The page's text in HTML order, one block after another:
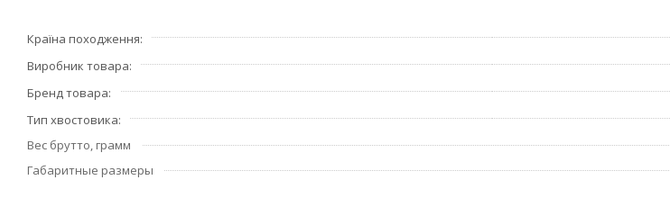
Країна походження
Виробник товара
Бренд товара
Тип хвостовика
Вес брутто, грамм
Габаритные размеры